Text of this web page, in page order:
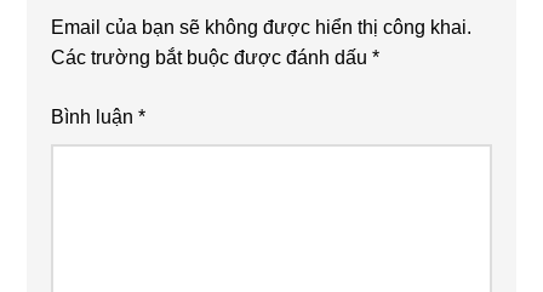
Email của bạn sẽ không được hiển thị công khai.
Các trường bắt buộc được đánh dấu*
Bình luận*